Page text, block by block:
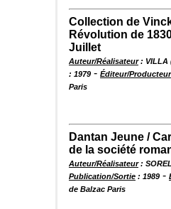
Collection de
Révolution de
Juillet
Auteur/Réalisateur: VILLA
: 1979 - Éditeur/Producteur
Paris
Dantan Jeune /
de la société
Auteur/Réalisateur:
Publication/Sortie : 1989 -
de Balzac Paris